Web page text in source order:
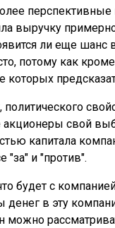
выручку
ли еще
потому как
свой
капитала
"за" и "против".
будет с
денег в эту
можно